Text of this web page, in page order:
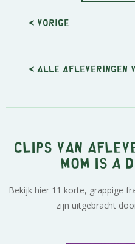
< Vorige
< Alle afleveringen
Clips van
Mom is a
Bekijk hier 11 korte, grappige
zijn uitgebracht